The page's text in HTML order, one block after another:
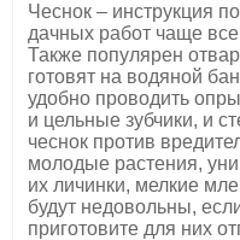
Чеснок – инструкция
дачных работ чаще
Также популярен
готовят на водяной
удобно проводить
и цельные зубчики, и
чеснок против
молодые растения,
их личинки, мелкие
будут недовольны,
приготовите для них